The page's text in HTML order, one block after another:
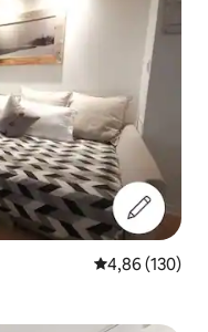
Prosječna
4,86 (130)